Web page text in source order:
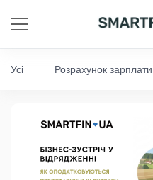
Усі Розрахунок зарплати